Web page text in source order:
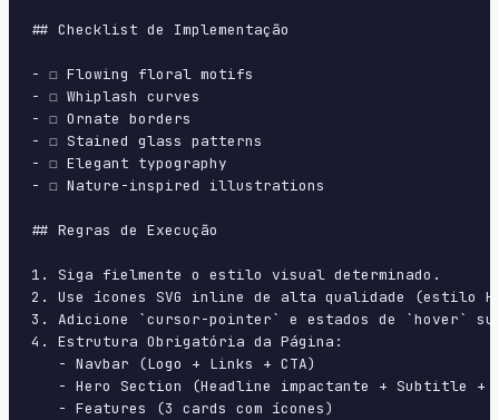
## Checklist de Implementação
- ☐ Flowing floral motifs
- ☐ Whiplash curves
- ☐ Ornate borders
- ☐ Stained glass patterns
- ☐ Elegant typography
- ☐ Nature-inspired illustrations
## Regras de Execução
1. Siga fielmente o estilo visual determinado.
2. Use ícones SVG inline de alta qualidade (estilo
3. Adicione `cursor-pointer` e estados de `hover`
4. Estrutura Obrigatória da Página:
   - Navbar (Logo + Links + CTA)
- Hero Section (Headline impactante + Subtitle +
   - Features (3 cards com ícones)